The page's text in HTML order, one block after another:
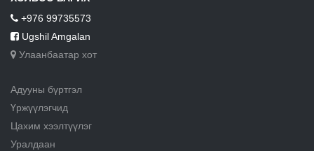
+976 99735573
Ugshil Amgalan
Улаанбаатар хот
Адууны бүртгэл
Үржүүлэгчид
Цахим хээлтүүлэг
Уралдаан